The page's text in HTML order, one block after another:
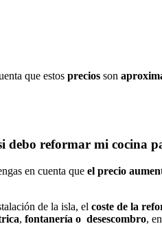
que estos precios son
debo reformar mi cocina
en cuenta que el precio
de la isla, el coste de la
, fontanería o desescombro,